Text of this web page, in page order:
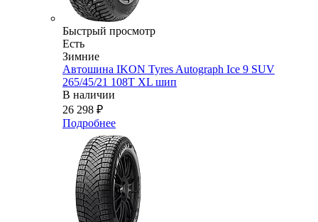
Быстрый просмотр
Есть
Зимние
Автошина IKON Tyres Autograph Ice 9 SUV
265/45/21 108T XL шип
В наличии
26 298 ₽
Подробнее